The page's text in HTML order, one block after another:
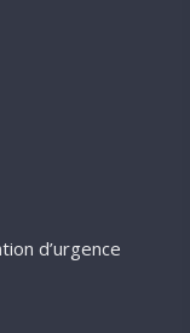
d’urgence